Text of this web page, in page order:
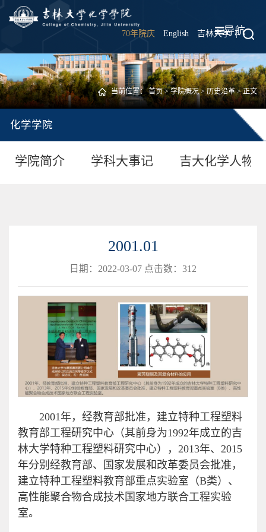
70年院庆 English 吉林大学 |
导航
当前位置：首页>学院概况>历史沿革> 正文
化学学院
学院简介 学科大事记 吉大化学人物
2001.01
日期：2022-03-07 点击数： 312
2001年，经教育部批准，建立特种工程塑料
教育部工程研究中心（其前身为1992年成立的吉
林大学特种工程塑料研究中心），2013年、2015
年分别经教育部、国家发展和改革委员会批准，
建立特种工程塑料教育部重点实验室（B类）、
高性能聚合物合成技术国家地方联合工程实验
室。